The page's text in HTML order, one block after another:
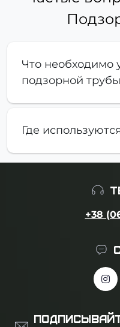
Что необходимо
подзорной
Где
+38